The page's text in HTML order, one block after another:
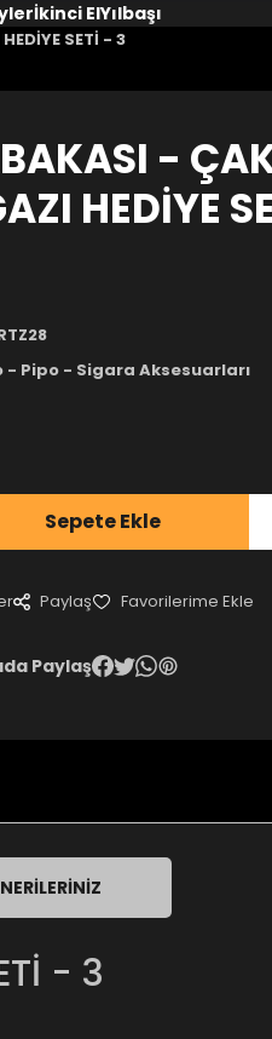
İkinci ElYılbaşı
SETİ - 3
-
HEDİYE
- Pipo - Sigara Aksesuarları
Sepete Ekle
Paylaş
Paylaş
- 3